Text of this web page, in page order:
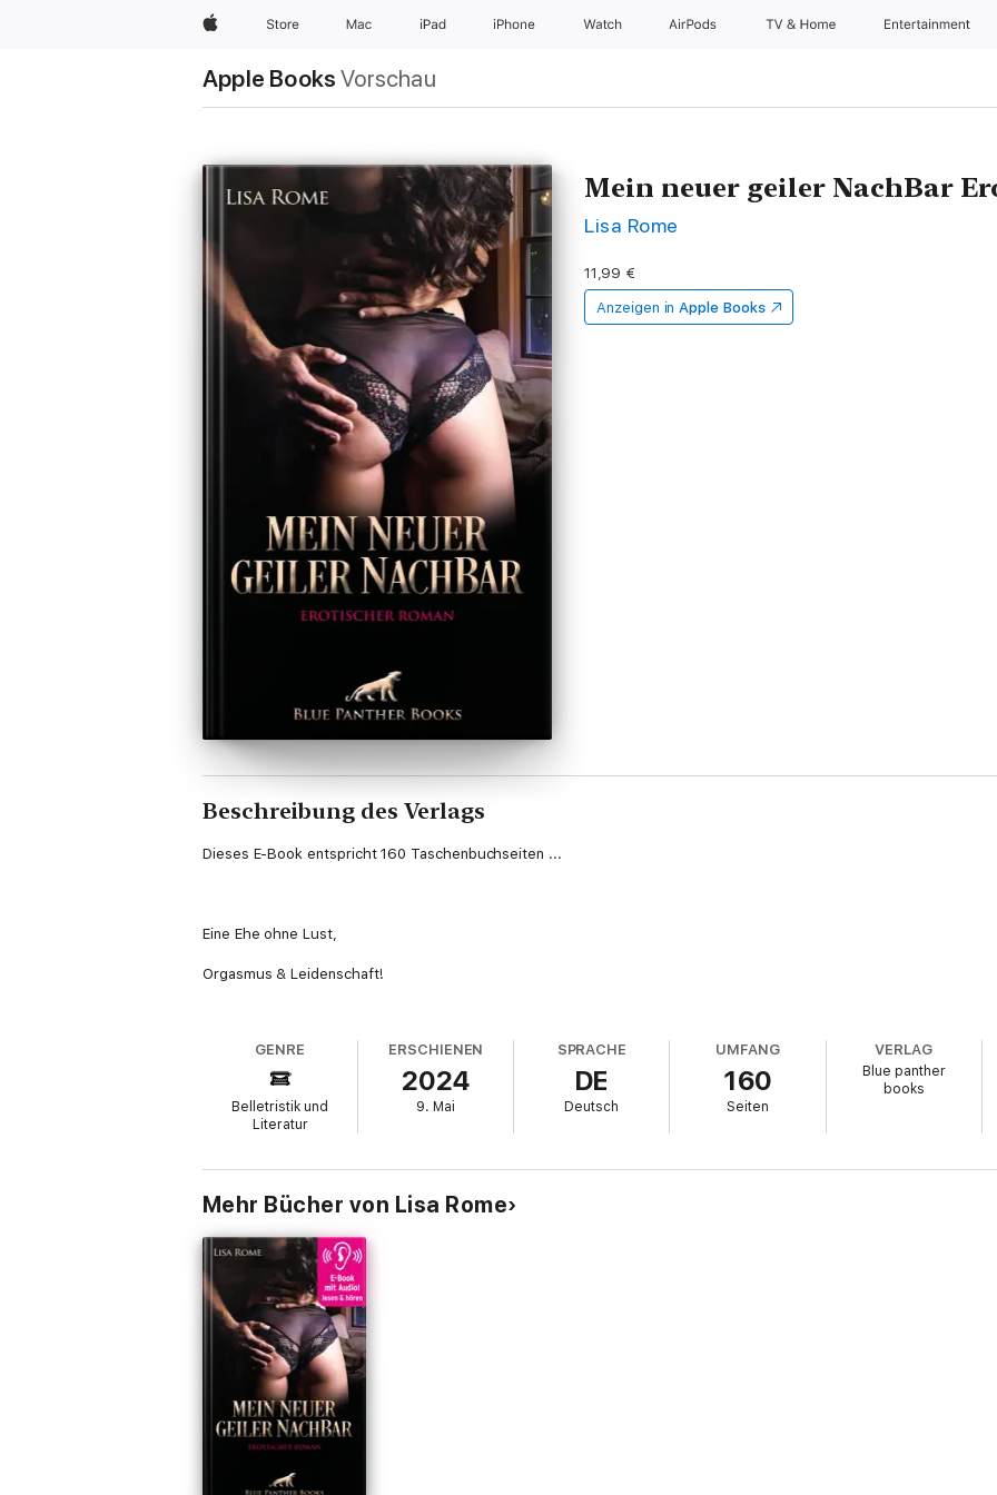
Apple Store Mac iPad iPhone Watch AirPods TV & Home Entertainment
Apple Books Vorschau
Mein neuer geiler NachBar
Lisa Rome
11,99 €
Anzeigen in Apple Books
Beschreibung des Verlags
Dieses E-Book entspricht 160 Taschenbuchseiten ...
Eine Ehe ohne Lust,
Orgasmus & Leidenschaft!
Er gibt ihr das, was ihr fehlt:
er macht sie willenlos &
er macht sie geil!
Diese Ausgabe ist vollständig, unzensiert und enthält keine gekürzten erotischen Szenen.
GENRE
Belletristik und
Literatur
ERSCHIENEN
2024
9. Mai
SPRACHE
DE
Deutsch
UMFANG
160
Seiten
VERLAG
Blue panther
books
Mehr Bücher von Lisa Rome